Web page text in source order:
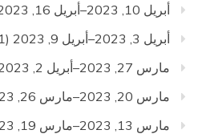
أبريل 10, 2023–أبريل 16, 2023
أبريل 3, 2023–أبريل 9, 2023
(11)
مارس 27, 2023–أبريل 2, 2023
مارس 20, 2023–مارس 26, 2023
مارس 13, 2023–مارس 19, 2023